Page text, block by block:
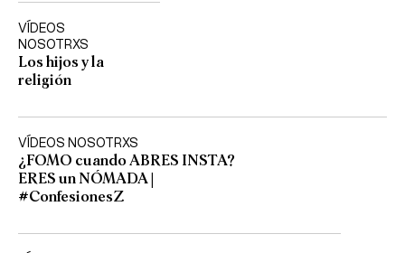
VÍDEOS
NOSOTRXS
Los hijos y la
religión
VÍDEOS NOSOTRXS
¿FOMO cuando ABRES INSTA?
ERES un NÓMADA |
#ConfesionesZ